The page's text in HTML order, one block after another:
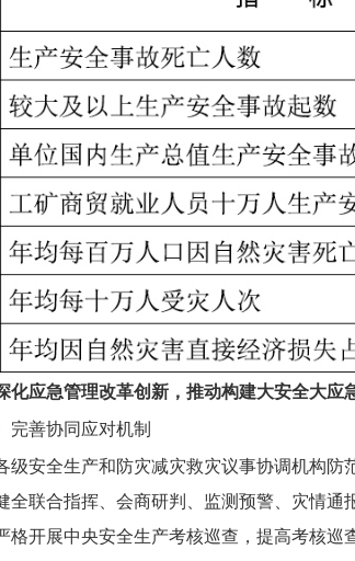
化应急管理改革创新，推动构建大安全大应
完善协同应对机制
级安全生产和防灾减灾救灾议事协调机构
全联合指挥、会商研判、监测预警、灾情
格开展中央安全生产考核巡查，提高考核